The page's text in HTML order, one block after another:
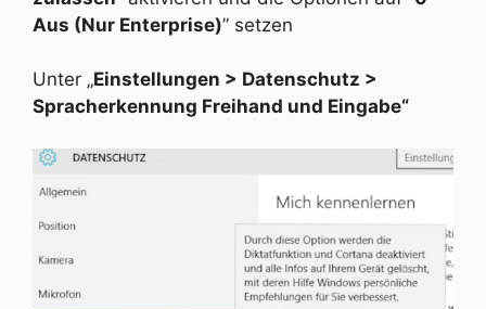
Aus (Nur Enterprise)” setzen
Unter „Einstellungen > Datenschutz >
Spracherkennung Freihand und Eingabe“